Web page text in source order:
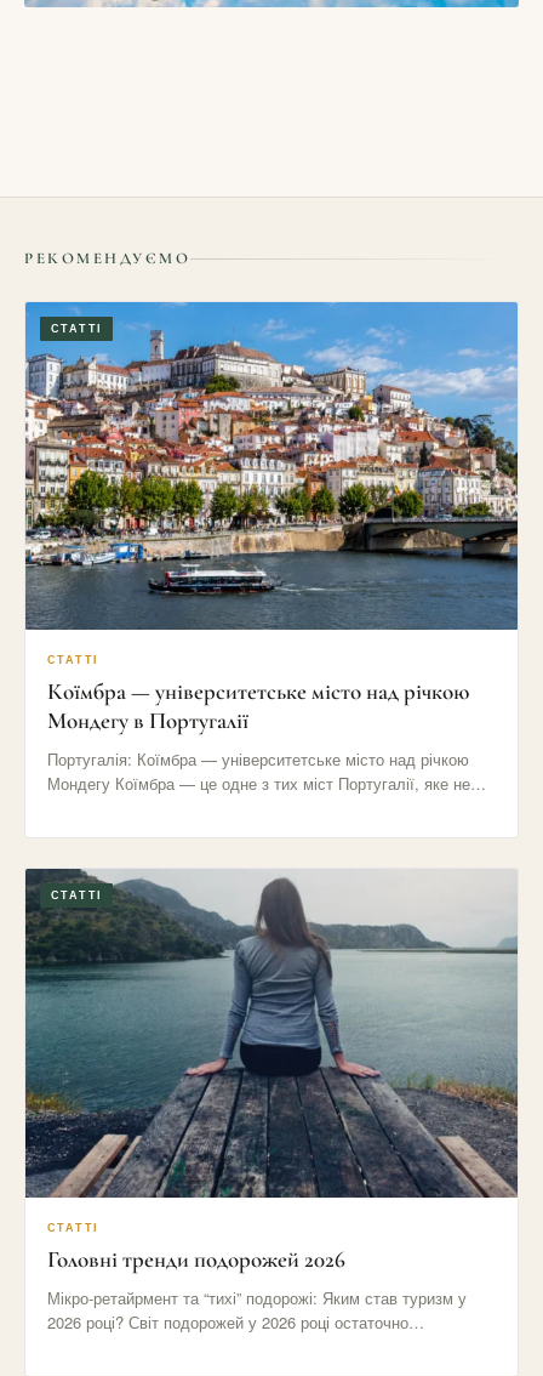
РЕКОМЕНДУЄМО
СТАТТІ
СТАТТІ
Коїмбра — університетське місто над річкою
Мондегу в Португалії
Португалія: Коїмбра — університетське місто над річкою
Мондегу Коїмбра — це одне з тих міст Португалії, яке не…
СТАТТІ
СТАТТІ
Головні тренди подорожей 2026
Мікро-ретайрмент та “тихі” подорожі: Яким став туризм у
2026 році? Світ подорожей у 2026 році остаточно